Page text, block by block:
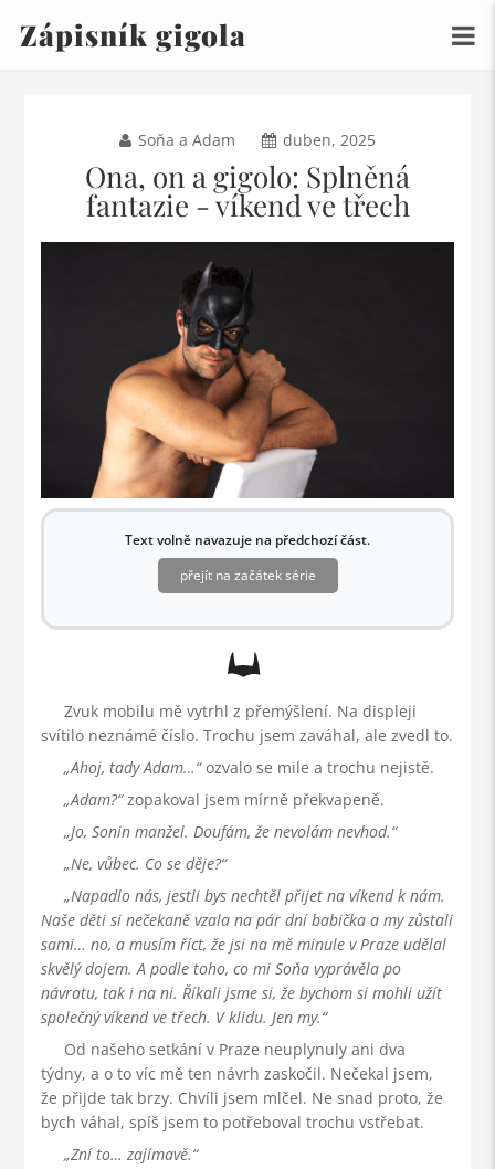
Zápisník gigola
Soňa a Adam duben, 2025
Ona, on a gigolo: Splněná
fantazie - víkend ve třech
Text volně navazuje na předchozí část.
přejít na začátek série
Zvuk mobilu mě vytrhl z přemýšlení. Na displeji
svítilo neznámé číslo. Trochu jsem zaváhal, ale zvedl to.
Ahoj, tady Adam… ozvalo se mile a trochu nejistě.
Adam? zopakoval jsem mírně překvapeně.
Jo, Sonin manžel. Doufám, že nevolám nevhod.
Ne, vůbec. Co se děje?
Napadlo nás, jestli bys nechtěl přijet na víkend k nám.
Naše děti si nečekaně vzala na pár dní babička a my zůstali
sami… no, a musím říct, že jsi na mě minule v Praze udělal
skvělý dojem. A podle toho, co mi Soňa vyprávěla po
návratu, tak i na ni. Říkali jsme si, že bychom si mohli užít
společný víkend ve třech. V klidu. Jen my.
Od našeho setkání v Praze neuplynuly ani dva
týdny, a o to víc mě ten návrh zaskočil. Nečekal jsem,
že přijde tak brzy. Chvíli jsem mlčel. Ne snad proto, že
bych váhal, spíš jsem to potřeboval trochu vstřebat.
Zní to… zajímavě.